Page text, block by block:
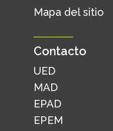
Mapa del sitio
Contacto
UED
MAD
EPAD
EPEM